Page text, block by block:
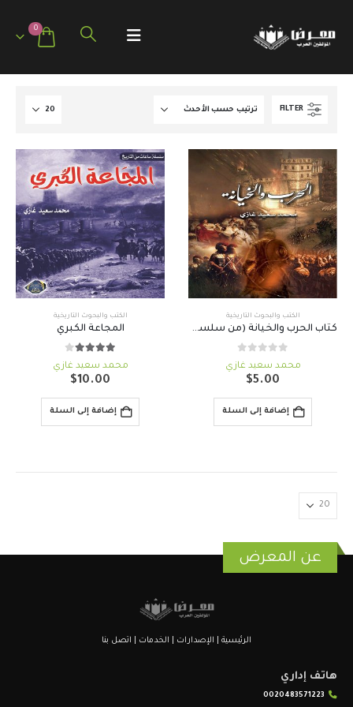
0
FILTER
الكتب والبحوث التاريخية
كتاب الحرب والخيانة (من سلسة ساعات من التاريخ)
محمد سعيد غازي
$5.00
إضافة إلى السلة
الكتب والبحوث التاريخية
المجاعة الكبري
محمد سعيد غازي
$10.00
إضافة إلى السلة
عن المعرض
الرئيسية الإصدارات الخدمات اتصل بنا
هاتف إداري
0020483571223